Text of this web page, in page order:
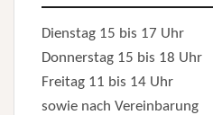
Dienstag 15 bis 17 Uhr
Donnerstag 15 bis 18 Uhr
Freitag 11 bis 14 Uhr
sowie nach Vereinbarung